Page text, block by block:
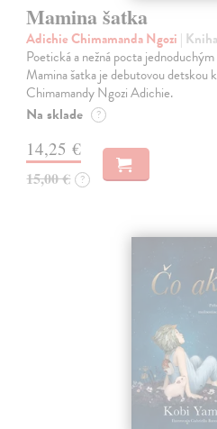
Mamina šatka
Adichie Chimamanda Ngozi | Kniha
Poetická a nežná pocta
Mamina šatka je debutovou detskou
Chimamandy Ngozi Adichie.
Na sklade ?
14,25 €
15,00 € ?